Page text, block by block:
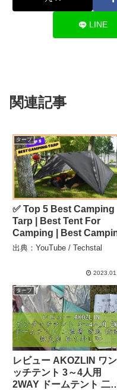
LINE
関連記事
タープ
✅ Top 5 Best Camping
Tarp | Best Tent For
Camping | Best
Tarps – 2023 (Buying
出典：YouTube / Techstal
タープ
レビュー AKOZLIN ワ
ッチテント 3～4人用
2WAY ドームテント 二